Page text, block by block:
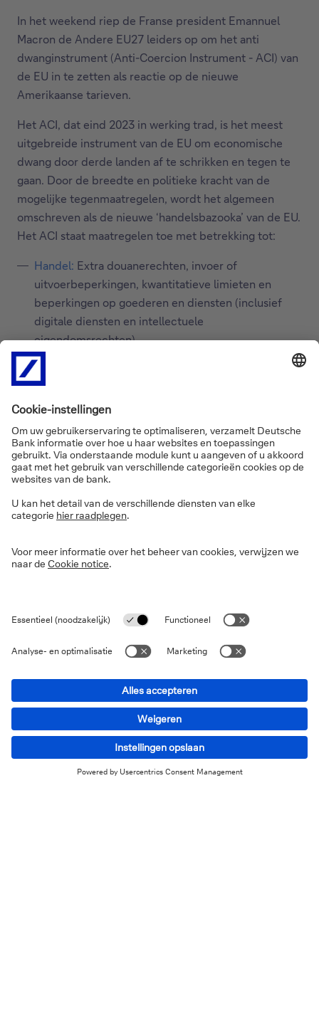
In het weekend riep de Franse president Emannuel
Macron de Andere EU27 leiders op om het anti
dwanginstrument (Anti-Coercion Instrument - ACI) van
de EU in te zetten als reactie op de nieuwe
Amerikaanse tarieven.
Het ACI, dat eind 2023 in werking trad, is het meest
uitgebreide instrument van de EU om economische
dwang door derde landen af te schrikken en tegen te
gaan. Door de breedte en politieke kracht van de
mogelijke tegenmaatregelen, wordt het algemeen
omschreven als de nieuwe ‘handelsbazooka’ van de EU.
Het ACI staat maatregelen toe met betrekking tot:
Handel: Extra douanerechten, invoer of
uitvoerbeperkingen, kwantitatieve limieten en
beperkingen op goederen en diensten (inclusief
digitale diensten en intellectuele
eigendomsrechten).
Investeringen:
Beperkingen op buitenlandse directe
investeringen in de EU en verstrenging van
controle-, goedkeurings- of vergunningsregelingen.
Definanciële sector: Beperkingen in bank en
verzekeringsactiviteiten en toegang tot EU
kapitaalmarkten.
Overheidsopdrachten en markttoegang:
Opschorting of beperking van toegang tot EU
vergunningen voor bedrijven uit het dwingende
waarschijnlijk maanden duren om in te voeren,
aangezien de formele en juridische procedures
moeten worden gevolgd, inclusief een nieuwe
onderhandelingsronde tussen de EU en de VS, evenals
het bereiken van een gekwalificeerde meerderheid in
Strategische hefbomen naast de